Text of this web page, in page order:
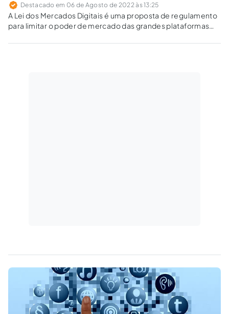
Destacado em 06 de Agosto de 2022 às 13:25
A Lei dos Mercados Digitais é uma proposta de regulamento
para limitar o poder de mercado das grandes plataformas